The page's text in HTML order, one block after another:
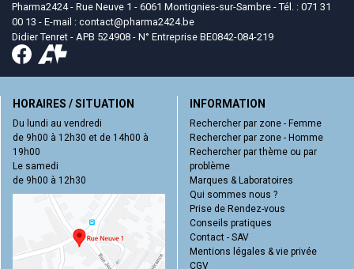
Pharma2424 - Rue Neuve 1 - 6061 Montignies-sur-Sambre - Tél. : 071 31
00 13 - E-mail : contact@pharma2424.be
Didier Tenret - APB 524908 - N° Entreprise BE0842-084-219
HORAIRES / SITUATION
Du lundi au vendredi
de 9h00 à 12h30 et de 14h00 à
19h00
Le samedi
de 9h00 à 12h30
INFORMATION
Rechercher par zone - Femme
Rechercher par zone - Homme
Rechercher par thème ou par
problème
Marques & Laboratoires
Qui sommes nous ?
Prise de Rendez-vous
Conseils pratiques
Contact - SAV
Mentions légales & vie privée
CGV